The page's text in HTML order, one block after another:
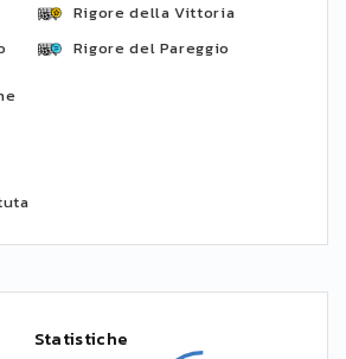
Rigore della Vittoria
Rigore del Pareggio
Statistiche